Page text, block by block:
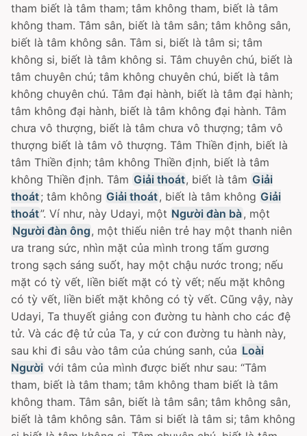
tham biết là tâm tham; tâm không tham, biết là tâm
không tham. Tâm sân, biết là tâm sân; tâm không sân,
biết là tâm không sân. Tâm si, biết là tâm si; tâm
không si, biết là tâm không si. Tâm chuyên chú, biết là
tâm chuyên chú; tâm không chuyên chú, biết là tâm
không chuyên chú. Tâm đại hành, biết là tâm đại hành;
tâm không đại hành, biết là tâm không đại hành. Tâm
chưa vô thượng, biết là tâm chưa vô thượng; tâm vô
thượng biết là tâm vô thượng. Tâm Thiền định, biết là
tâm Thiền định; tâm không Thiền định, biết là tâm
không Thiền định. Tâm Giải thoát, biết là tâm Giải
thoát; tâm không Giải thoát, biết là tâm không Giải
thoát”. Ví như, này Udayi, một Người đàn bà, một
Người đàn ông, một thiếu niên trẻ hay một thanh niên
ưa trang sức, nhìn mặt của mình trong tấm gương
trong sạch sáng suốt, hay một chậu nước trong; nếu
mặt có tỳ vết, liền biết mặt có tỳ vết; nếu mặt không
có tỳ vết, liền biết mặt không có tỳ vết. Cũng vậy, này
Udayi, Ta thuyết giảng con đường tu hành cho các đệ
tử. Và các đệ tử của Ta, y cứ con đường tu hành này,
sau khi đi sâu vào tâm của chúng sanh, của Loài
Người với tâm của mình được biết như sau: “Tâm
tham, biết là tâm tham; tâm không tham biết là tâm
không tham. Tâm sân, biết là tâm sân; tâm không sân,
biết là tâm không sân. Tâm si biết là tâm si; tâm không